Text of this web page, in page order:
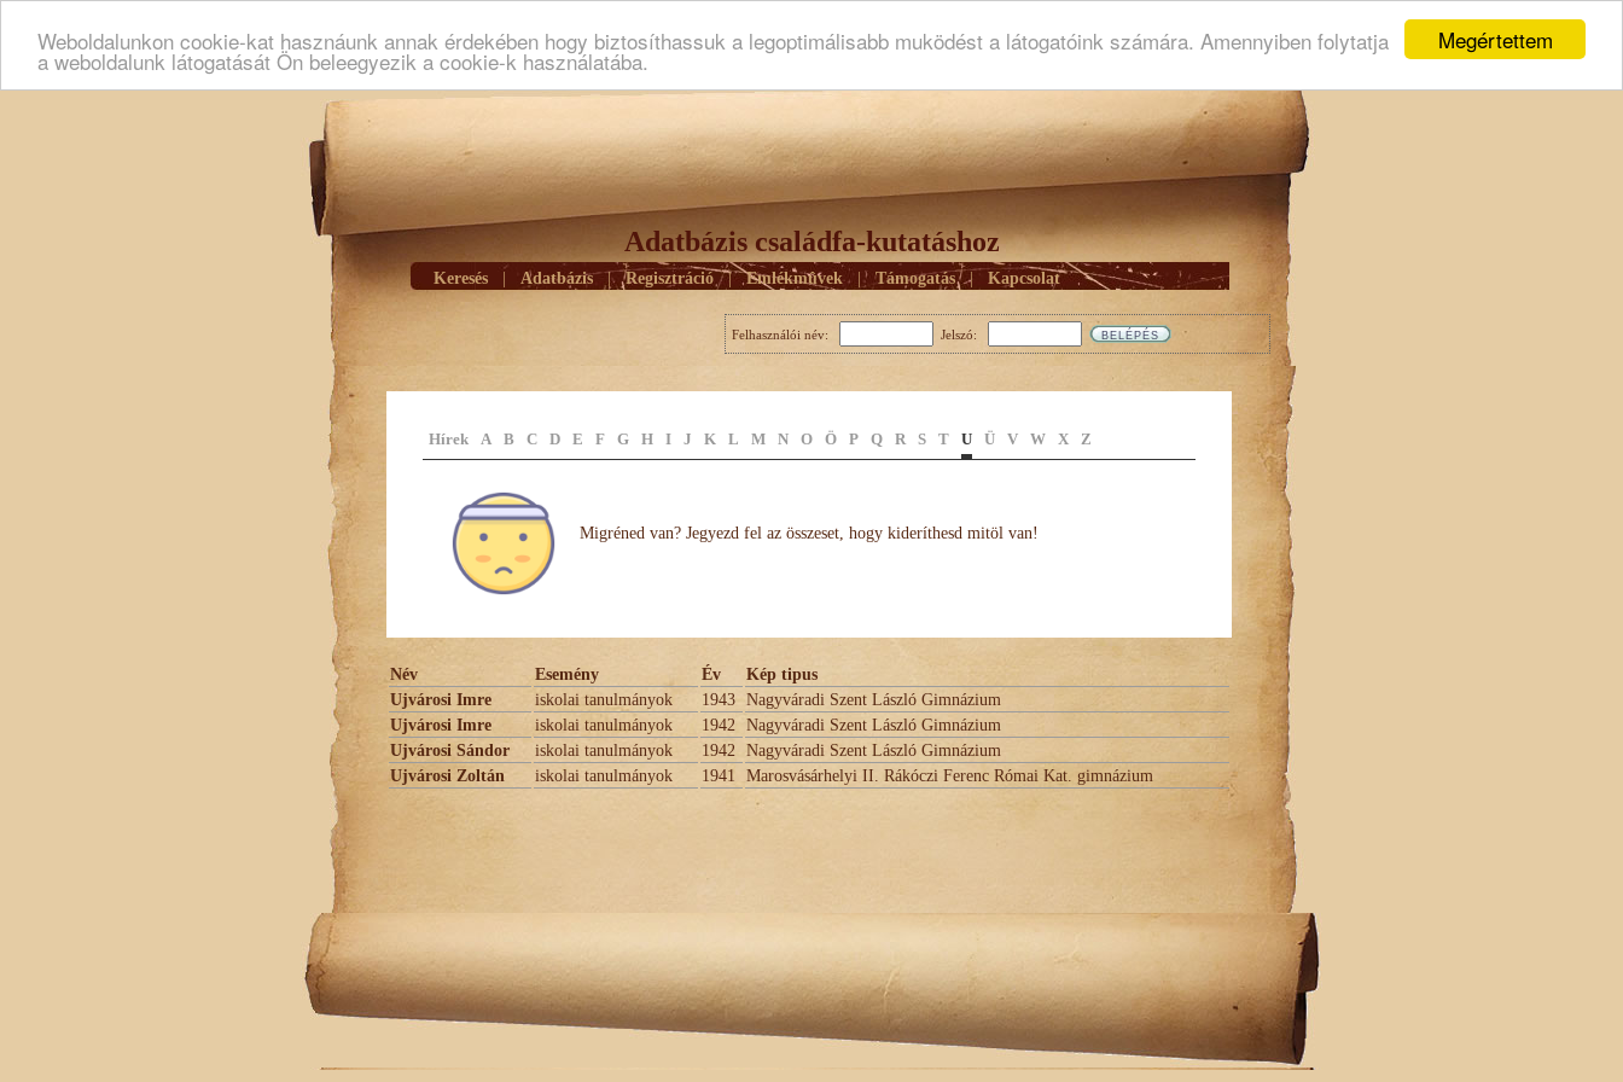
Megértettem
Weboldalunkon cookie-kat hasznáunk annak érdekében hogy biztosíthassuk a legoptimálisabb muködést a látogatóink számára. Amennyiben folytatja
a weboldalunk látogatását Ön beleegyezik a cookie-k használatába.
Adatbázis családfa-kutatáshoz
Keresés Adatbázis | Regisztráció | Emlékmûvek | Támogatás | Kapcsolat
Felhasználói név: Jelszó:
Hírek A B C D E F G H I J K L M N O Ö P Q R S T U Ü V W X Z
Migréned van? Jegyezd fel az összeset, hogy kideríthesd mitöl van!
Név Esemény Év
Kép tipus
Ujvárosi Imre
iskolai tanulmányok 1943 Nagyváradi Szent László Gimnázium
Ujvárosi Imre
iskolai tanulmányok 1942 Nagyváradi Szent László Gimnázium
Ujvárosi Sándor
iskolai tanulmányok 1942 Nagyváradi Szent László Gimnázium
Ujvárosi Zoltán
iskolai tanulmányok 1941 Marosvásárhelyi II. Rákóczi Ferenc Római Kat. gimnázium